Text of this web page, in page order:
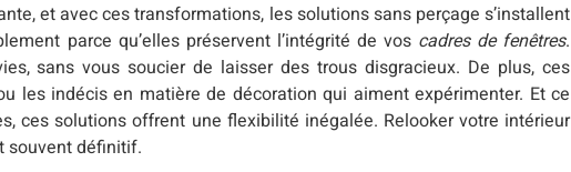
et avec ces transformations, les solutions sans perçage s’installent
parce qu’elles préservent l’intégrité de vos cadres de fenêtres.
sans vous soucier de laisser des trous disgracieux. De plus, ces
les indécis en matière de décoration qui aiment expérimenter. Et ce
ces solutions offrent une flexibilité inégalée. Relooker votre intérieur
souvent définitif.